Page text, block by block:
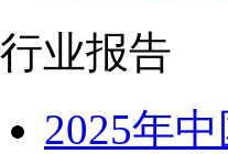
行业报告
2025年